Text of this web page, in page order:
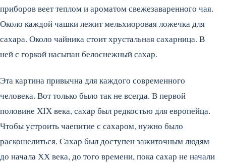
приборов веет теплом и ароматом свежезаваренного чая.
Около каждой чашки лежит мельхиоровая ложечка для
сахара. Около чайника стоит хрустальная сахарница. В
ней с горкой насыпан белоснежный сахар.
Эта картина привычна для каждого современного
человека. Вот только было так не всегда. В первой
половине ХIХ века, сахар был редкостью для европейца.
Чтобы устроить чаепитие с сахаром, нужно было
раскошелиться. Сахар был доступен зажиточным людям
до начала ХХ века, до того времени, пока сахар не начали